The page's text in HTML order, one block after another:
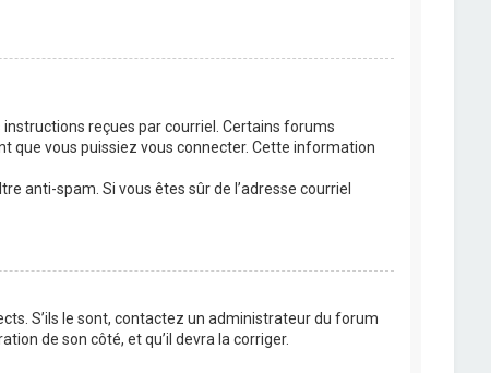
instructions reçues par courriel. Certains forums
que vous puissiez vous connecter. Cette information
anti-spam. Si vous êtes sûr de l’adresse courriel
S’ils le sont, contactez un administrateur du forum
de son côté, et qu’il devra la corriger.